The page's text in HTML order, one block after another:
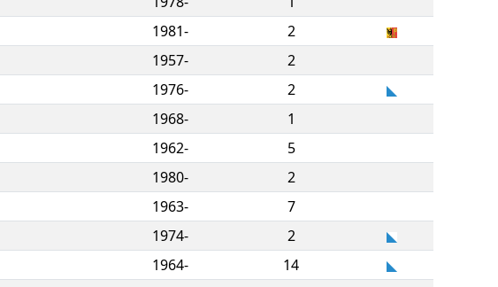
1981-
2
1957-
2
1976-
2
1968-
1
1962-
5
1980-
2
1963-
7
1974-
2
1964-
14